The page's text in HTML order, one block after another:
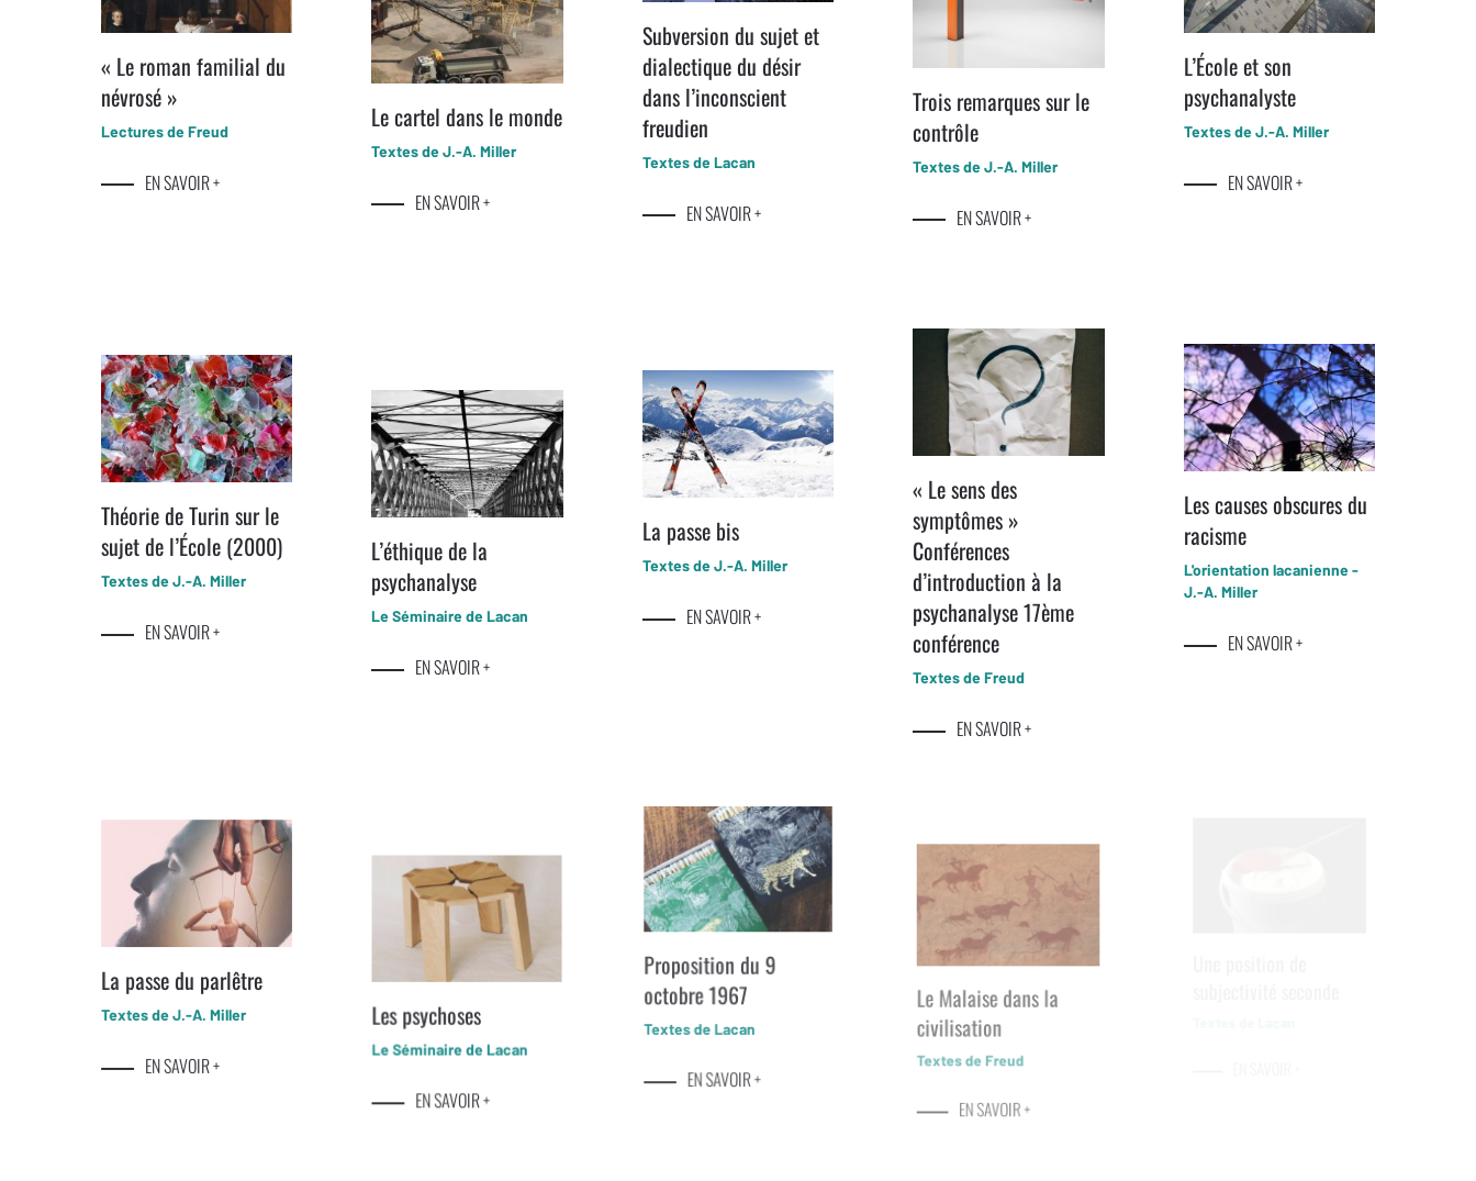
« Le roman familial du
névrosé »
Lectures de Freud
EN SAVOIR +
Le cartel dans le monde
Textes de J.-A. Miller
EN SAVOIR +
Subversion du sujet et
dialectique du désir
dans l’inconscient
freudien
Textes de Lacan
EN SAVOIR +
Trois remarques sur le
contrôle
Textes de J.-A. Miller
EN SAVOIR +
L’École et son
psychanalyste
Textes de J.-A. Miller
EN SAVOIR +
Théorie de Turin sur le
sujet de l’École (2000)
Textes de J.-A. Miller
EN SAVOIR +
L’éthique de la
psychanalyse
Le Séminaire de Lacan
EN SAVOIR +
La passe bis
Textes de J.-A. Miller
EN SAVOIR +
« Le sens des
symptômes »
Conférences
d’introduction à la
psychanalyse 17ème
conférence
Textes de Freud
EN SAVOIR +
Les causes obscures du
racisme
L'orientation lacanienne -
J.-A. Miller
EN SAVOIR +
La passe du parlêtre
Textes de J.-A. Miller
EN SAVOIR +
Les psychoses
Le Séminaire de Lacan
EN SAVOIR +
Proposition du 9
octobre 1967
Textes de Lacan
EN SAVOIR +
Le Malaise dans la
civilisation
Textes de Freud
EN SAVOIR +